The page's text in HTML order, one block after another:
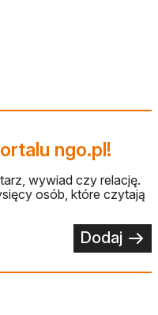
ngo.pl!
wywiad czy relację.
osób, które czytają
Dodaj